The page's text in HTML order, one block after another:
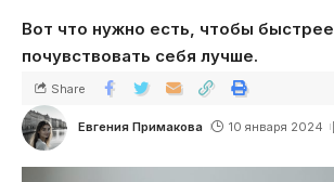
Вот что нужно есть, чтобы быстрее
почувствовать себя лучше.
Евгения Примакова 10 января 2024
Share